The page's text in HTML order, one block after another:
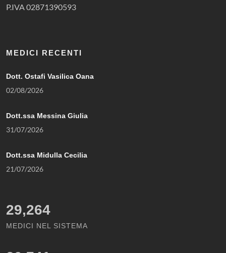
P.IVA 02871390593
MEDICI RECENTI
Dott. Ostafi Vasilica Oana
02/08/2026
Dott.ssa Messina Giulia
31/07/2026
Dott.ssa Midulla Cecilia
21/07/2026
29,264
MEDICI NEL SISTEMA